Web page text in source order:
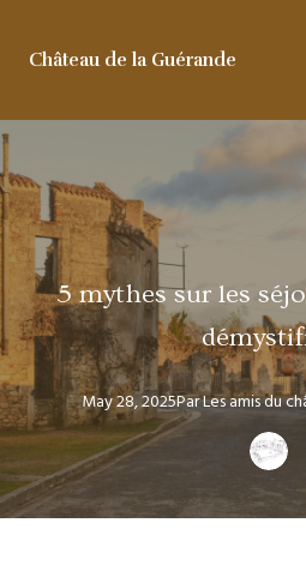
Château de la Guérande
5 mythes sur les
May 28, 2025ParLes amisdu